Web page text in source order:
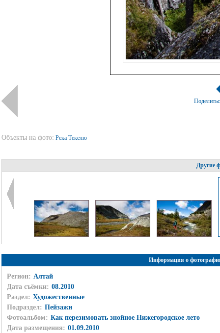
Объекты на фото: Река Текелю
Другие
Информация о
Регион: Алтай
Дата съёмки: 08.2010
Раздел: Художественные
Подраздел: Пейзажи
Фотоальбом: Как перезимовать знойное Нижегородское лето
Дата размещения: 01.09.2010